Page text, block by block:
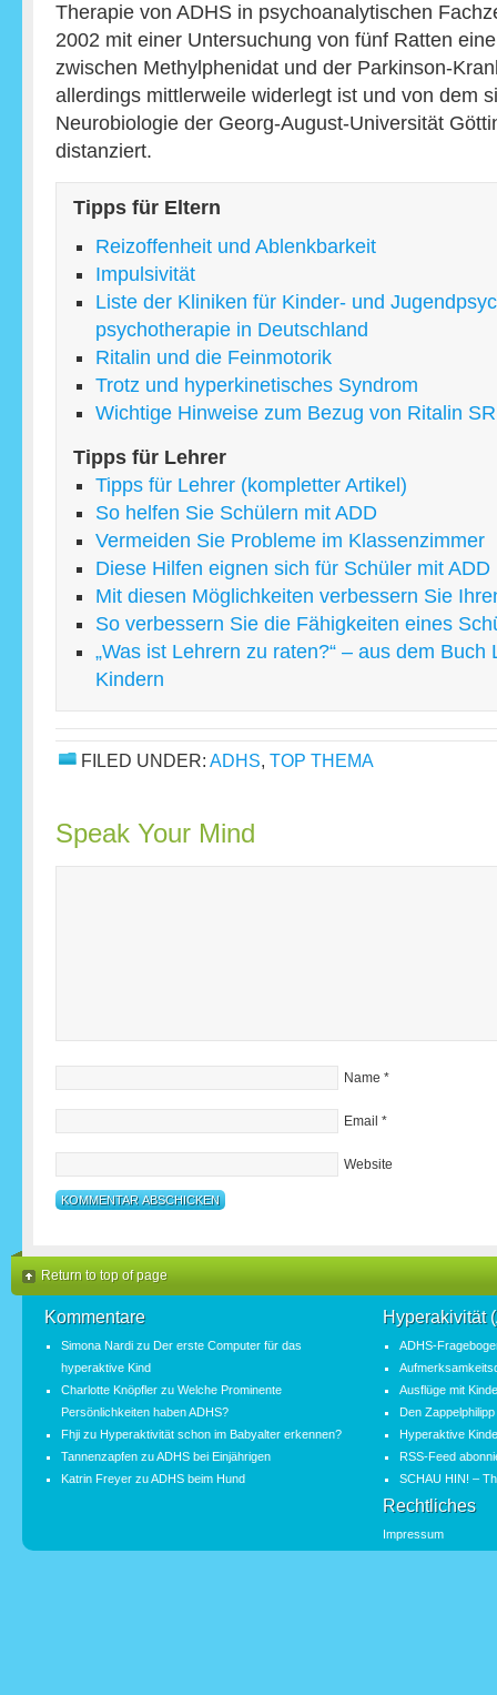
Therapie von ADHS in psychoanalytischen
2002 mit einer Untersuchung von fünf Ratten
zwischen Methylphenidat und der Parkinson-
allerdings mittlerweile widerlegt ist und von dem
Neurobiologie der Georg-August-Universität
distanziert.
Tipps für Eltern
Reizoffenheit und Ablenkbarkeit
Impulsivität
Liste der Kliniken für Kinder- und
psychotherapie in Deutschland
Ritalin und die Feinmotorik
Trotz und hyperkinetisches Syndrom
Wichtige Hinweise zum Bezug von Ritalin SR
Tipps für Lehrer
Tipps für Lehrer (kompletter Artikel)
So helfen Sie Schülern mit ADD
Vermeiden Sie Probleme im Klassenzimmer
Diese Hilfen eignen sich für Schüler mit ADD
Mit diesen Möglichkeiten verbessern Sie
So verbessern Sie die Fähigkeiten eines
„Was ist Lehrern zu raten?“ – aus dem
Kindern
FILED UNDER: ADHS, TOP THEMA
Speak Your Mind
Name *
Email *
Website
Return to top of page
Kommentare
Simona Nardi zu Der erste Computer für das
hyperaktive Kind
Charlotte Knöpfler zu Welche Prominente
Persönlichkeiten haben ADHS?
Fhji zu Hyperaktivität schon im Babyalter erkennen?
Tannenzapfen zuADHS bei Einjährigen
Katrin Freyer zuADHS beim Hund
Hyperakivität
ADHS-
Ausflüge mit
Den
Hyperaktive
RSS-Feed
SCHAU HIN! –
Rechtliches
Impressum